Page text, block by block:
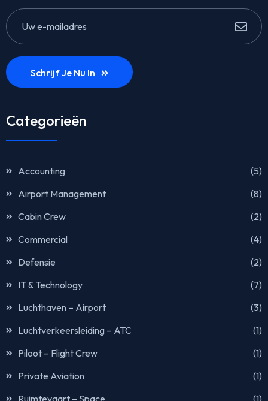
Schrijf Je Nu In
Categorieën
Accounting
(5)
Airport Management
(8)
Cabin Crew
(2)
Commercial
(4)
Defensie
(2)
IT & Technology
(7)
Luchthaven – Airport
(3)
Luchtverkeersleiding – ATC
(1)
Piloot – Flight Crew
(1)
Private Aviation
(1)
Ruimtevaart – Space
(1)